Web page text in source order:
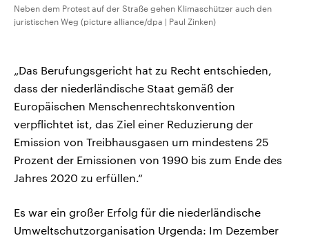
Neben dem Protest auf der Straße gehen Klimaschützer auch den
juristischen Weg (picture alliance/dpa | Paul Zinken)
„Das Berufungsgericht hat zu Recht entschieden,
dass der niederländische Staat gemäß der
Europäischen Menschenrechtskonvention
verpflichtet ist, das Ziel einer Reduzierung der
Emission von Treibhausgasen um mindestens 25
Prozent der Emissionen von 1990 bis zum Ende des
Jahres 2020 zu erfüllen.“
Es war ein großer Erfolg für die niederländische
Umweltschutzorganisation Urgenda: Im Dezember